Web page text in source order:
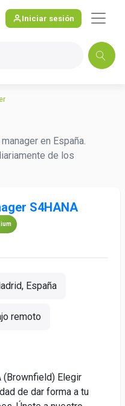
Iniciar sesión
en España.
de los
S4HANA
España
remoto
(Brownfield) Elegir
de dar forma a tu